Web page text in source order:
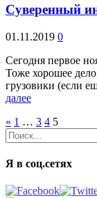
Суверенный
01.11.2019 0
Сегодня первое
Тоже хорошее
грузовики (если
далее
« 1 … 3 4 5
Найти:
Я в соц.сетях